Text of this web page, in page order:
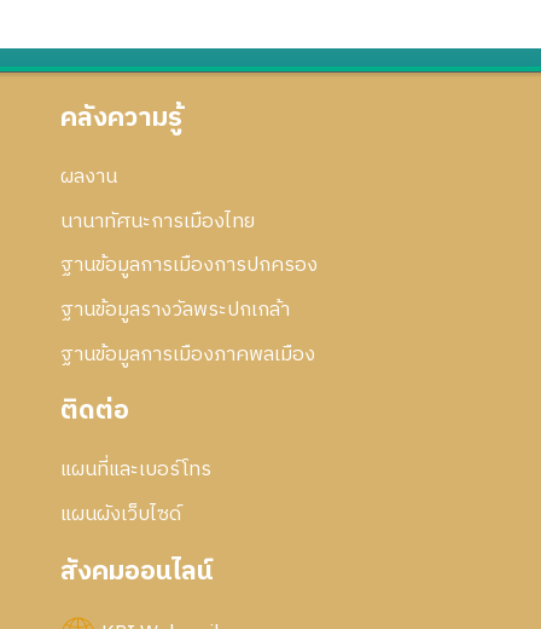
คลังความรู้
ผลงาน
นานาทัศนะการเมืองไทย
ฐานข้อมูลการเมืองการปกครอง
ฐานข้อมูลรางวัลพระปกเกล้า
ฐานข้อมูลการเมืองภาคพลเมือง
ติดต่อ
แผนที่และเบอร์โทร
แผนผังเว็บไซด์
สังคมออนไลน์